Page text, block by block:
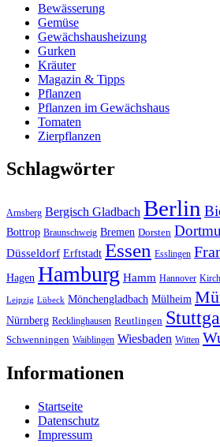
Bewässerung
Gemüse
Gewächshausheizung
Gurken
Kräuter
Magazin & Tipps
Pflanzen
Pflanzen im Gewächshaus
Tomaten
Zierpflanzen
Schlagwörter
Arnsberg Bergisch Gladbach Berlin
Bottrop Braunschweig Bremen Dorsten
Düsseldorf Erftstadt Essen Esslingen
Hagen Hamburg Hamm Hannover
Leipzig Lübeck Mönchengladbach Mülheim
Nürnberg Recklinghausen Reutlingen
Schwenningen Waiblingen Wiesbaden Witten
Informationen
Startseite
Datenschutz
Impressum